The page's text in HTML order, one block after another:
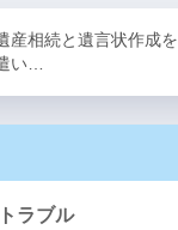
産相続と遺言状作成を
い…
ラブル